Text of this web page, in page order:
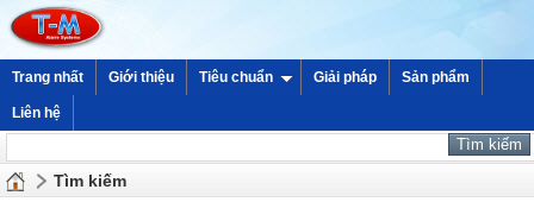
Trang nhất Giới thiệu Tiêu chuẩn Giải pháp Sản phẩm
Liên hệ
Tìm kiếm